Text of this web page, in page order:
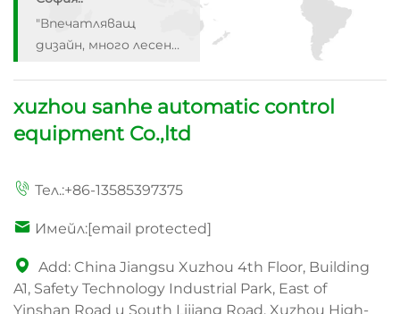
за използване. Силно
препоръчвам!"
Етан:
отличен продукт.
Ще купя пак!"
Лиам.:
Съвсем съответен
Струва всеки пенс!"
София.:
"Впечатляващ
дизайн, много лесен
за използване. Силно
xuzhou sanhe automatic control
equipment Co.,ltd
Тел.:+86-13585397375
Имейл:[email protected]
Add: China Jiangsu Xuzhou 4th Floor, Building
A1, Safety Technology Industrial Park, East of
Yinshan Road и South Lijiang Road, Xuzhou High-